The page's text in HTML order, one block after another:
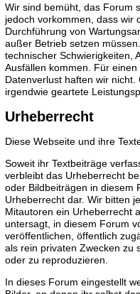
Wir sind bemüht, das Forum
jedoch vorkommen, dass wir
Durchführung von
außer Betrieb setzen
technischer Schwierigkeiten,
Ausfällen kommen. Für
Datenverlust haften wir
irgendwie geartete
Urheberrecht
Diese Webseite und ihre
Soweit ihr Textbeiträge
verbleibt das Urheberrecht
oder Bildbeiträgen in diesem
Urheberrecht dar. Wir bitten
Mitautoren ein Urheberrecht
untersagt, in diesem Forum
veröffentlichen, öffentlich
als rein privaten Zwecken zu
oder zu reproduzieren.
In dieses Forum eingestellt